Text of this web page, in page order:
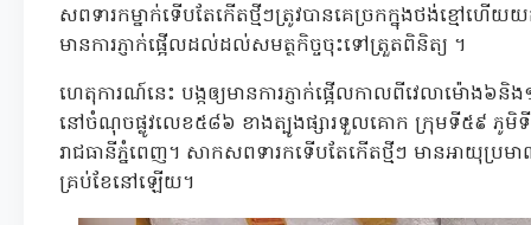
សពទារកម្នាក់ទើបតែកើតថ្មីៗត្រូវបានគេច្រកក្នុងថង់ខ្មៅហើ
មានការភ្ញាក់ផ្អើលដល់ដល់សមត្ថកិច្ចចុះទៅត្រួតពិនិត្យ ។
ហេតុការណ៍នេះ បង្កឲ្យមានការភ្ញាក់ផ្អើលកាលពីវេលាម៉ោង៦
នៅចំណុចផ្លូវលេខ៥៨៦ ខាងត្បូងផ្សារទួលគោក ក្រុមទី៥៩ ភូ
រាជធានីភ្នំពេញ។ សាកសពទារកទើបតែកើតថ្មីៗ មានអាយុប្រ
គ្រប់ខែនៅឡើយ។